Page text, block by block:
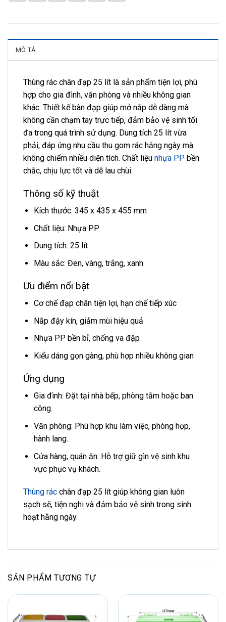
MÔ TẢ
Thùng rác chân đạp 25 lít là sản phẩm tiện lợi, phù
hợp cho gia đình, văn phòng và nhiều không gian
khác. Thiết kế bàn đạp giúp mở nắp dễ dàng mà
không cần chạm tay trực tiếp, đảm bảo vệ sinh tối
đa trong quá trình sử dụng. Dung tích 25 lít vừa
phải, đáp ứng nhu cầu thu gom rác hằng ngày mà
không chiếm nhiều diện tích. Chất liệu nhựa PP bền
chắc, chịu lực tốt và dễ lau chùi.
Thông số kỹ thuật
Kích thước: 345 x 435 x 455 mm
Chất liệu: Nhựa PP
Dung tích: 25 lít
Màu sắc: Đen, vàng, trắng, xanh
Ưu điểm nổi bật
Cơ chế đạp chân tiện lợi, hạn chế tiếp xúc
Nắp đậy kín, giảm mùi hiệu quả
Nhựa PP bền bỉ, chống va đập
Kiểu dáng gọn gàng, phù hợp nhiều không gian
Ứng dụng
Gia đình: Đặt tại nhà bếp, phòng tắm hoặc ban
công.
Văn phòng: Phù hợp khu làm việc, phòng họp,
hành lang.
Cửa hàng, quán ăn: Hỗ trợ giữ gìn vệ sinh khu
vực phục vụ khách.
Thùng rác chân đạp 25 lít giúp không gian luôn
sạch sẽ, tiện nghi và đảm bảo vệ sinh trong sinh
hoạt hằng ngày.
SẢN PHẨM TƯƠNG TỰ